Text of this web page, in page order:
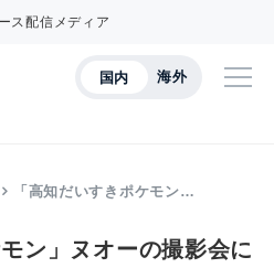
ス配信メディア
国内 海外
「高知だいすきポケモン…
ン」ヌオーの撮影会に